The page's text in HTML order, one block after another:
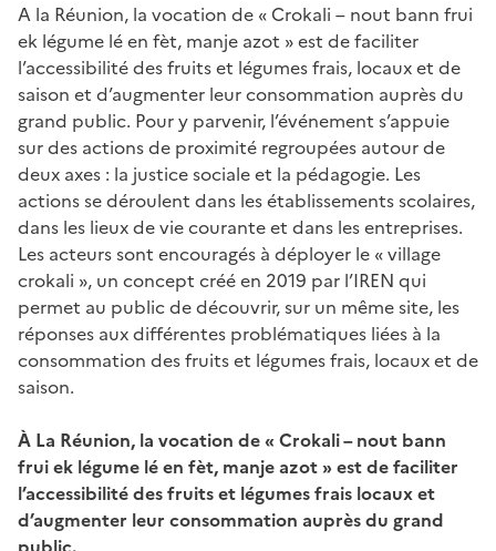
A la Réunion, la vocation de « Crokali – nout bann frui
ek légume lé en fèt, manje azot » est de faciliter
l’accessibilité des fruits et légumes frais, locaux et de
saison et d’augmenter leur consommation auprès du
grand public. Pour y parvenir, l’événement s’appuie
sur des actions de proximité regroupées autour de
deux axes : la justice sociale et la pédagogie. Les
actions se déroulent dans les établissements scolaires,
dans les lieux de vie courante et dans les entreprises.
Les acteurs sont encouragés à déployer le « village
crokali », un concept créé en 2019 par l’IREN qui
permet au public de découvrir, sur un même site, les
réponses aux différentes problématiques liées à la
consommation des fruits et légumes frais, locaux et de
saison.
À La Réunion, la vocation de « Crokali – nout bann
frui ek légume lé en fèt, manje azot » est de faciliter
l’accessibilité des fruits et légumes frais locaux et
d’augmenter leur consommation auprès du grand